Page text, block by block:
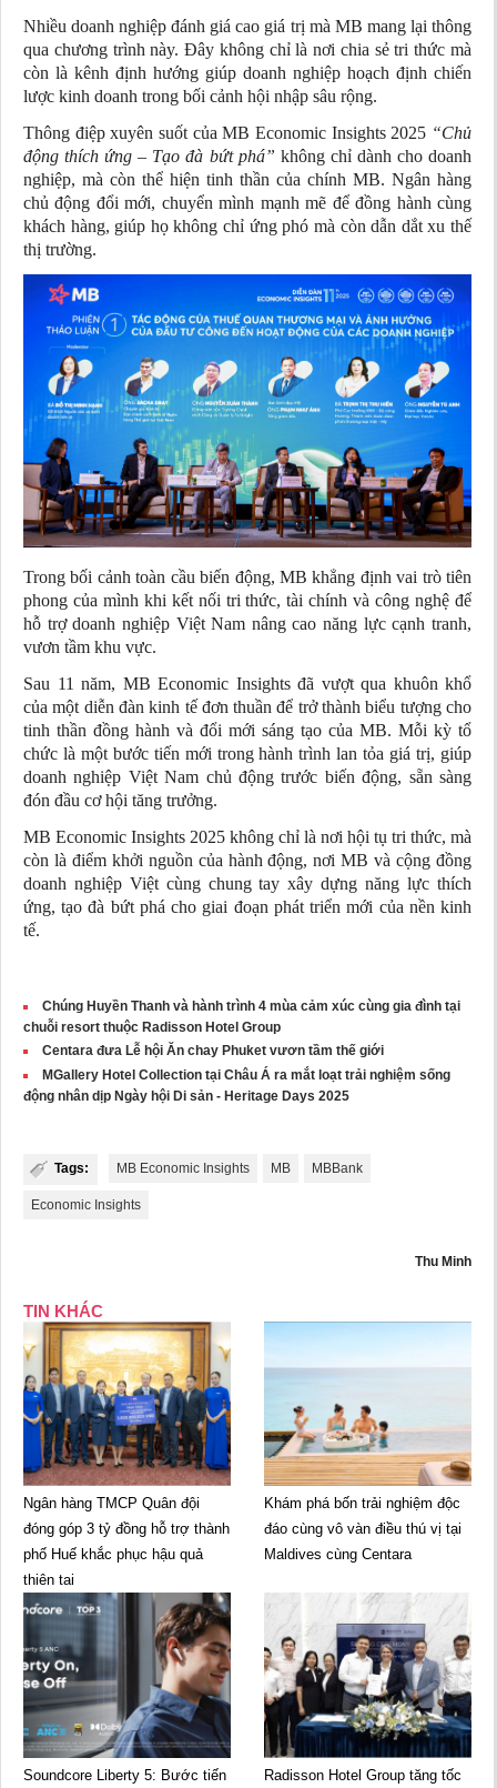
Nhiều doanh nghiệp đánh giá cao giá trị mà MB mang lại thông
qua chương trình này. Đây không chỉ là nơi chia sẻ tri thức mà
còn là kênh định hướng giúp doanh nghiệp hoạch định chiến
lược kinh doanh trong bối cảnh hội nhập sâu rộng.
Thông điệp xuyên suốt của MB Economic Insights 2025 “Chủ
động thích ứng – Tạo đà bứt phá” không chỉ dành cho doanh
nghiệp, mà còn thể hiện tinh thần của chính MB. Ngân hàng
chủ động đổi mới, chuyển mình mạnh mẽ để đồng hành cùng
khách hàng, giúp họ không chỉ ứng phó mà còn dẫn dắt xu thế
thị trường.
Trong bối cảnh toàn cầu biến động, MB khẳng định vai trò tiên
phong của mình khi kết nối tri thức, tài chính và công nghệ để
hỗ trợ doanh nghiệp Việt Nam nâng cao năng lực cạnh tranh,
vươn tầm khu vực.
Sau 11 năm, MB Economic Insights đã vượt qua khuôn khổ
của một diễn đàn kinh tế đơn thuần để trở thành biểu tượng cho
tinh thần đồng hành và đổi mới sáng tạo của MB. Mỗi kỳ tổ
chức là một bước tiến mới trong hành trình lan tỏa giá trị, giúp
doanh nghiệp Việt Nam chủ động trước biến động, sẵn sàng
đón đầu cơ hội tăng trưởng.
MB Economic Insights 2025 không chỉ là nơi hội tụ tri thức, mà
còn là điểm khởi nguồn của hành động, nơi MB và cộng đồng
doanh nghiệp Việt cùng chung tay xây dựng năng lực thích
ứng, tạo đà bứt phá cho giai đoạn phát triển mới của nền kinh
tế.
Chúng Huyền Thanh và hành trình 4 mùa cảm xúc cùng gia đình tại
chuỗi resort thuộc Radisson Hotel Group
Centara đưa Lễ hội Ăn chay Phuket vươn tầm thế giới
MGallery Hotel Collection tại Châu Á ra mắt loạt trải nghiệm sống
động nhân dịp Ngày hội Di sản - Heritage Days 2025
Tags: MB Economic Insights MB MBBank
Economic Insights
Thu Minh
TIN KHÁC
Ngân hàng TMCP Quân đội
đóng góp 3 tỷ đồng hỗ trợ thành
phố Huế khắc phục hậu quả
thiên tai
Khám phá bốn trải nghiệm độc
đáo cùng vô vàn điều thú vị tại
Maldives cùng Centara
Soundcore Liberty 5: Bước tiến
Radisson Hotel Group tăng tốc